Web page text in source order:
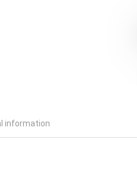
information